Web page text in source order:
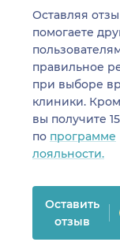
Оставляя
помогаете
правильное
при выборе
клиники.
вы получите
по программе
лояльности.
Оставить
отзыв